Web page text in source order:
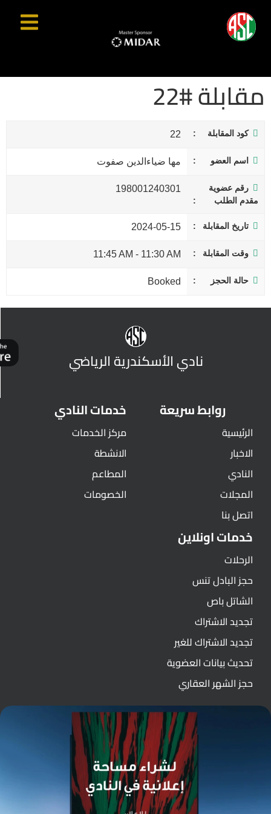
مقابلة #22
كود المقابلة 22
اسم العضو مها ضياءالدين صفوت
رقم عضوية
مقدم الطلب
198001240301
تاريخ المقابلة 2024-05-15
وقت المقابلة 11:30 AM
-
11:45 AM
حالة الحجز Booked
نادي الأسكندرية الرياضي
روابط سريعة
الرئيسية
الاخبار
النادي
المجلات
اتصل بنا
خدمات النادي
مركز الخدمات
الانشطة
المطاعم
الخصومات
خدمات اونلاين
الرحلات
حجز البادل تنس
الشاتل باص
تجديد الاشتراك
تجديد الاشتراك للغير
تحديث بيانات العضوية
حجز الشهر العقاري